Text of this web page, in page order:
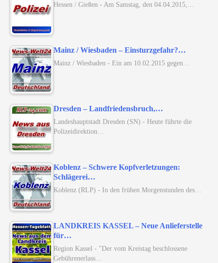
Hessen / Gießen - Am Samstag, den 04.04.2015,…
Mainz / Wiesbaden – Einsturzgefahr?…
Mainz / Wiesbaden - Ein am 10.02.2015 gegen…
Dresden – Landfriedensbruch,…
Landeshauptstadt Dresden (SN) - Heute führte die
Polizeidirektion…
Koblenz – Schwere Kopfverletzungen:
Schlägerei…
Koblenz (RLP) - In den frühen Morgenstunden des…
LANDKREIS KASSEL – Neue Anlieferstelle
für…
Region Kassel - "Der vom Kreistag beschlossene
Gebührenerlass…